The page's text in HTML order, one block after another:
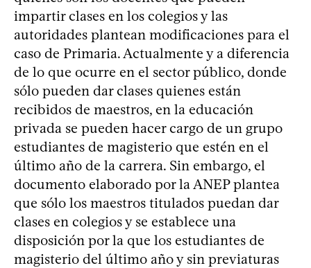
impartir clases en los colegios y las
autoridades plantean modificaciones para el
caso de Primaria. Actualmente y a diferencia
de lo que ocurre en el sector público, donde
sólo pueden dar clases quienes están
recibidos de maestros, en la educación
privada se pueden hacer cargo de un grupo
estudiantes de magisterio que estén en el
último año de la carrera. Sin embargo, el
documento elaborado por la ANEP plantea
que sólo los maestros titulados puedan dar
clases en colegios y se establece una
disposición por la que los estudiantes de
magisterio del último año y sin previaturas